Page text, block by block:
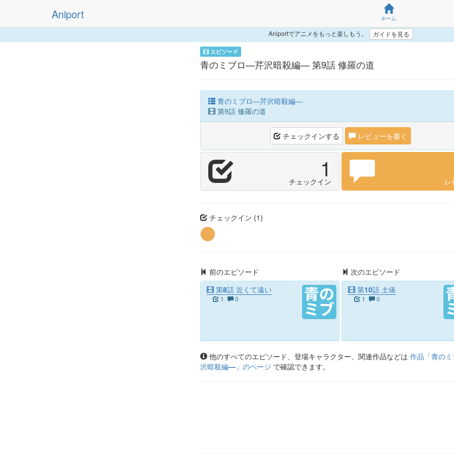
Aniport ホーム
Aniportでアニメをもっと楽しもう。 ガイドを見る
エピソード
青のミブロ—芹沢暗殺編— 第9話 修羅の道
青のミブロ—芹沢暗殺編—
第9話 修羅の道
チェックインする レビューを書く
1
チェックイン レ
チェックイン (1)
前のエピソード
第8話 近くて遠い
1 0
次のエピソード
第10話 土俵
1 0
他のすべてのエピソード、登場キャラクター、関連作品などは 作品「青の
沢暗殺編—」のページ で確認できます。